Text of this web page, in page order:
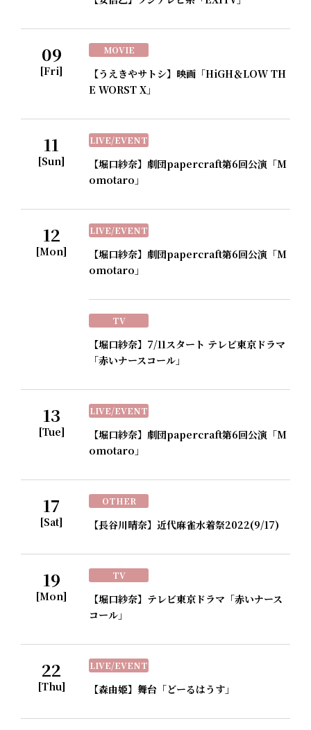
09
[Fri]
MOVIE
【うえきやサトシ】映画「HiGH＆LOW TH
E WORST X」
11
[Sun]
LIVE/EVENT
【堀口紗奈】劇団papercraft第6回公演「M
omotaro」
12
[Mon]
LIVE/EVENT
【堀口紗奈】劇団papercraft第6回公演「M
omotaro」
TV
【堀口紗奈】7/11スタート テレビ東京ドラマ
「赤いナースコール」
13
[Tue]
LIVE/EVENT
【堀口紗奈】劇団papercraft第6回公演「M
omotaro」
17
[Sat]
OTHER
【長谷川晴奈】近代麻雀水着祭2022(9/17)
19
[Mon]
TV
【堀口紗奈】テレビ東京ドラマ「赤いナース
コール」
22
[Thu]
LIVE/EVENT
【森由姫】舞台「どーるはうす」